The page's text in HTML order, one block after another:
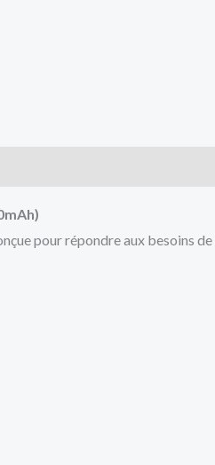
pour répondre aux besoins